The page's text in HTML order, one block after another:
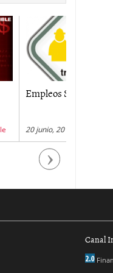
Diego Contreras
Next
Canal